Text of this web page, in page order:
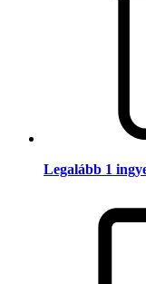
Legalább 1